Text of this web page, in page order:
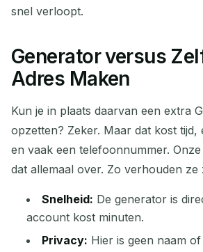
snel verloopt.
Generator versus
Adres Maken
Kun je in plaats daarvan een extra
opzetten? Zeker. Maar dat kost
en vaak een telefoonnummer.
dat allemaal over. Zo verhouden ze
Snelheid: De generator is
account kost minuten.
Privacy: Hier is geen naam